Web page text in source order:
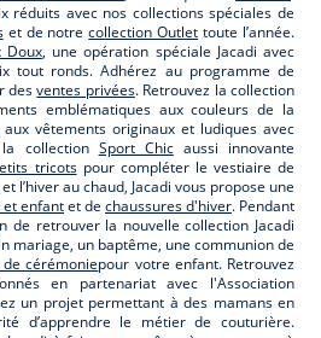
réduits avec nos collections spéciales de
et de notrecollection Outlet toute l’année.
Doux, une opération spéciale Jacadi avec
tout ronds. Adhérez au programme de
desventes privées. Retrouvez la collection
emblématiques aux couleurs de la
aux vêtements originaux et ludiques avec
collection Sport Chicaussi innovante
tricotspour compléter le vestiaire de
l’hiver au chaud, Jacadi vous propose une
et enfantet de chaussures d'hiver. Pendant
de retrouver la nouvelle collection Jacadi
mariage, un baptême, une communion de
cérémoniepour votre enfant. Retrouvez
en partenariat avec l'Association
un projet permettant à des mamans en
d’apprendre le métier de couturière.